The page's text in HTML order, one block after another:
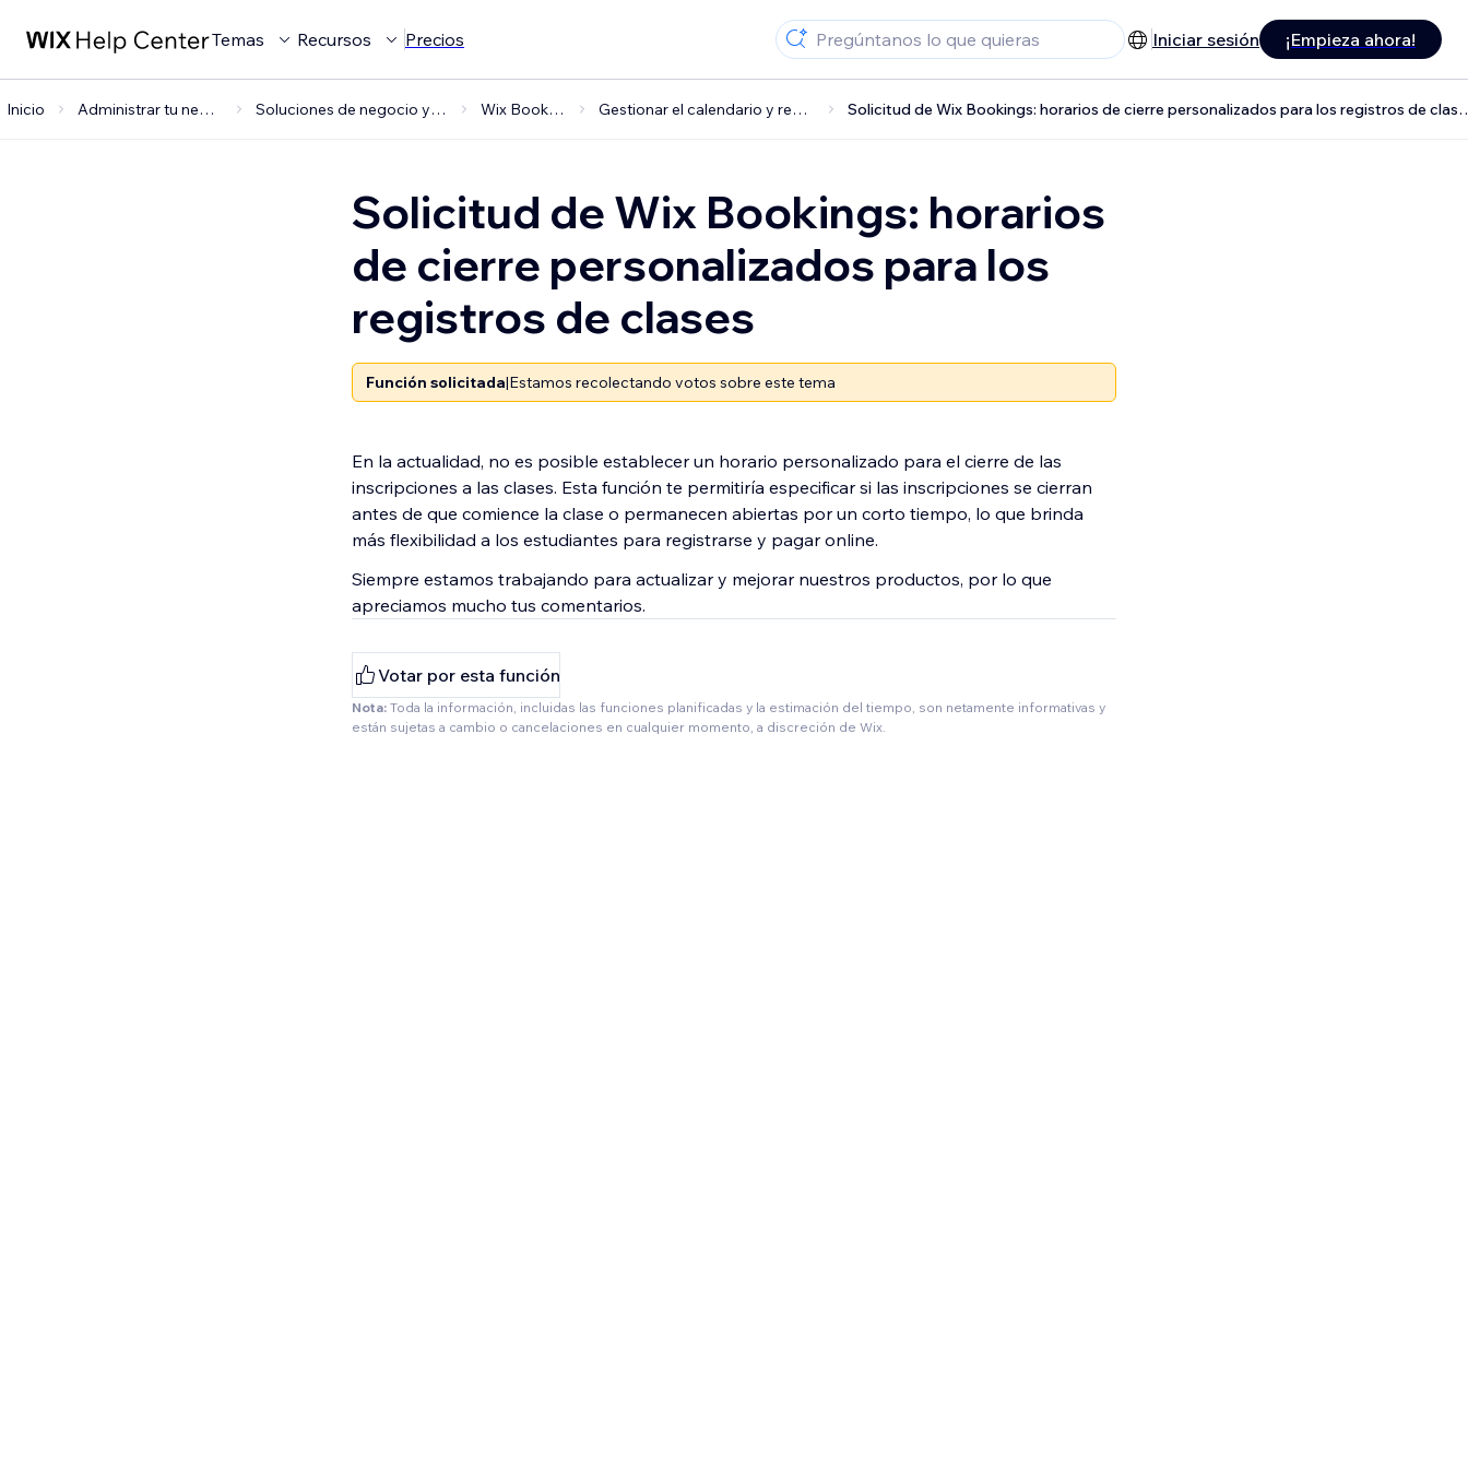
Temas Recursos Precios Iniciar sesión ¡Empieza ahora!
Inicio Administrar tu negocio Soluciones de negocio y apps Wix Bookings Gestionar el calendario y reservas Solicitud de Wix Bookings: horarios
Solicitud de Wix Bookings: horarios
de cierre personalizados para los
registros de clases
Función solicitada|Estamos recolectando votos sobre este tema
En la actualidad, no es posible establecer un horario personalizado para el cierre de las
inscripciones a las clases. Esta función te permitiría especificar si las inscripciones se cierran
antes de que comience la clase o permanecen abiertas por un corto tiempo, lo que brinda
más flexibilidad a los estudiantes para registrarse y pagar online.
Siempre estamos trabajando para actualizar y mejorar nuestros productos, por lo que
apreciamos mucho tus comentarios.
Votar por esta función
Nota: Toda la información, incluidas las funciones planificadas y la estimación del tiempo, son netamente informativas y
están sujetas a cambio o cancelaciones en cualquier momento, a discreción de Wix.